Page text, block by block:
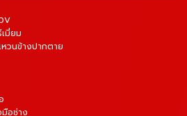
มี่ยม
วนข้างปากตาย
มือช่าง